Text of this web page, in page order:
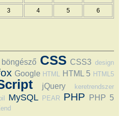
3 4 5 6
böngésző CSS CSS3 design
Google HTML HTML 5 HTML5
jQuery keretrendszer
MySQL PEAR PHP PHP 5